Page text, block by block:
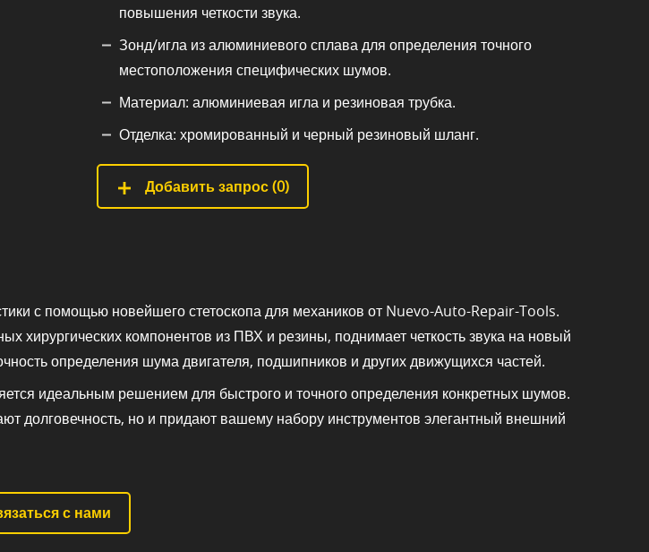
повышения четкости звука.
Зонд/игла из алюминиевого сплава для определения точного
местоположения специфических шумов.
Материал: алюминиевая игла и резиновая трубка.
Отделка: хромированный и черный резиновый шланг.
Добавить запрос (0)
с помощью новейшего стетоскопа для механиков от Nuevo-Auto-Repair-Tools.
хирургических компонентов из ПВХ и резины, поднимает четкость звука на новый
определения шума двигателя, подшипников и других движущихся частей.
идеальным решением для быстрого и точного определения конкретных шумов.
долговечность, но и придают вашему набору инструментов элегантный внешний
с нами